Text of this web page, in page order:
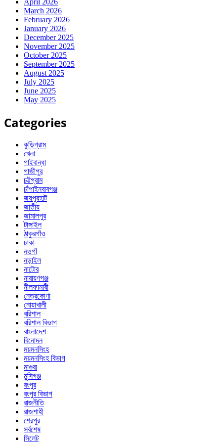
March 2026
February 2026
January 2026
December 2025
November 2025
October 2025
September 2025
August 2025
July 2025
June 2025
May 2025
Categories
কুড়িগ্রাম
খেলা
গাইবান্ধা
গাজীপুর
চট্টগ্রাম
চাঁপাইনবাবগঞ্জ
জয়পুরহাট
জাতীয়
জামালপুর
টাঙ্গাইল
ঠাকুরগাঁও
ঢাকা
নওগাঁ
নড়াইল
নাটোর
নারায়ণগঞ্জ
নীলফামারী
নেত্রকোণা
নোয়াখালী
বরিশাল
বরিশাল বিভাগ
বাংলাদেশ
বিনোদন
ময়মনসিংহ
ময়মনসিংহ বিভাগ
মাগুরা
মুন্সিগঞ্জ
রংপুর
রংপুর বিভাগ
রাজনীতি
রাজশাহী
শেরপুর
সর্বশেষ
সিলেট